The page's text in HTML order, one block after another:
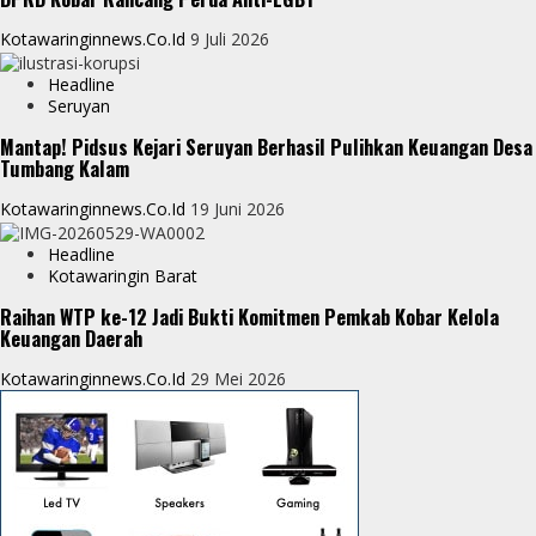
rKotawaringinnews.co.id 9 Juli 2026
Headline
Seruyan
Mantap! Pidsus Kejari Seruyan Berhasil Pulihkan Keuangan Desa
Tumbang Kalam
Kotawaringinnews.co.id 19 Juni 2026
Headline
Kotawaringin Barat
Raihan WTP ke-12 Jadi Bukti Komitmen Pemkab Kobar Kelola
Keuangan Daerah
Kotawaringinnews.co.id 29 Mei 2026